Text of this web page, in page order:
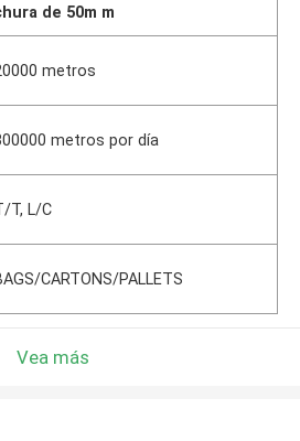
de 50m m
metros
metros por día
T, L/C
CARTONS/PALLETS
Vea más